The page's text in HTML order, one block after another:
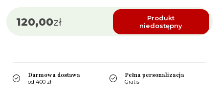
120,00zł
Produkt
niedostępny
Darmowa dostawa
od 400 zł
Pełna personalizacja
Gratis